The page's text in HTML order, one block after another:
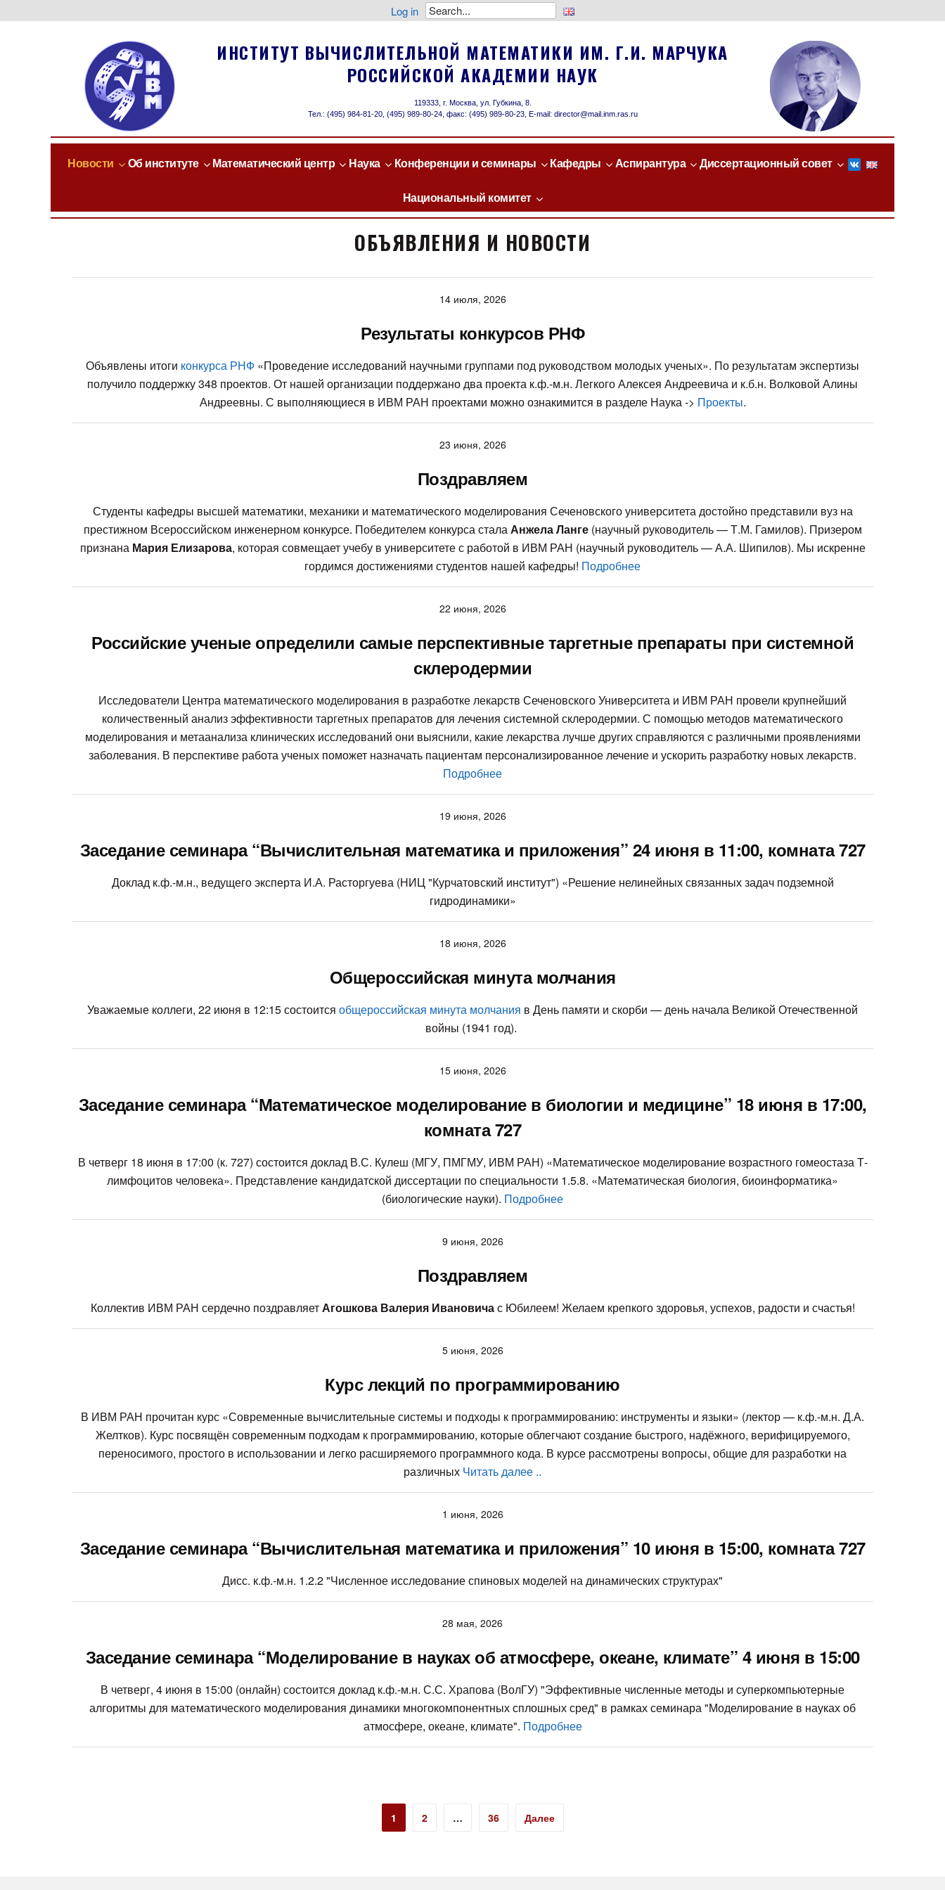
Log in
Search
ИНСТИТУТ ВЫЧИСЛИТЕЛЬНОЙ МАТЕМАТИКИ ИМ. Г.И. МАРЧУКА
РОССИЙСКОЙ АКАДЕМИИ НАУК
119333, г. Москва, ул. Губкина, 8.
Тел.: (495) 984‑81‑20, (495) 989‑80‑24, факс: (495) 989‑80‑23, E‑mail: director@mail.inm.ras.ru
Новости Об институте Математический центр Наука Конференции и семинары Кафедры Аспирантура Диссертационный совет
Национальный комитет
ОБЪЯВЛЕНИЯ И НОВОСТИ
14 июля, 2026
Результаты конкурсов РНФ
Объявлены итоги конкурса РНФ «Проведение исследований научными группами под руководством молодых ученых». По результатам экспертизы
получило поддержку 348 проектов. От нашей организации поддержано два проекта к.ф.-м.н. Легкого Алексея Андреевича и к.б.н. Волковой Алины
Андреевны. С выполняющиеся в ИВМ РАН проектами можно ознакимится в разделе Наука -> Проекты.
23 июня, 2026
Поздравляем
Студенты кафедры высшей математики, механики и математического моделирования Сеченовского университета достойно представили вуз на
престижном Всероссийском инженерном конкурсе. Победителем конкурса сталаАнжела Ланге(научный руководитель — Т.М. Гамилов). Призером
признана Мария Елизарова, которая совмещает учебу в университете с работой в ИВМ РАН (научный руководитель — А.А. Шипилов). Мы искренне
гордимся достижениями студентов нашей кафедры! Подробнее
22 июня, 2026
Российские ученые определили самые перспективные таргетные препараты при системной
склеродермии
Исследователи Центра математического моделирования в разработке лекарств Сеченовского Университета и ИВМ РАН провели крупнейший
количественный анализ эффективности таргетных препаратов для лечения системной склеродермии. С помощью методов математического
моделирования и метаанализа клинических исследований они выяснили, какие лекарства лучше других справляются с различными проявлениями
заболевания. В перспективе работа ученых поможет назначать пациентам персонализированное лечение и ускорить разработку новых лекарств.
Подробнее
19 июня, 2026
Заседание семинара “Вычислительная математика и приложения” 24 июня в 11:00, комната 727
Доклад к.ф.-м.н., ведущего эксперта И.А. Расторгуева (НИЦ "Курчатовский институт") «Решение нелинейных связанных задач подземной
гидродинамики»
18 июня, 2026
Общероссийская минута молчания
Уважаемые коллеги, 22 июня в 12:15 состоится общероссийская минута молчания в День памяти и скорби — день начала Великой Отечественной
войны (1941 год).
15 июня, 2026
Заседание семинара “Математическое моделирование в биологии и медицине” 18 июня в 17:00,
комната 727
В четверг 18 июня в 17:00 (к. 727) состоится доклад В.С. Кулеш (МГУ, ПМГМУ, ИВМ РАН) «Математическое моделирование возрастного гомеостаза Т-
лимфоцитов человека». Представление кандидатской диссертации по специальности 1.5.8. «Математическая биология, биоинформатика»
(биологические науки). Подробнее
9 июня, 2026
Поздравляем
Коллектив ИВМ РАН сердечно поздравляетАгошкова Валерия Ивановичас Юбилеем! Желаем крепкого здоровья, успехов, радости и счастья!
5 июня, 2026
Курс лекций по программированию
В ИВМ РАН прочитан курс «Современные вычислительные системы и подходы к программированию: инструменты и языки» (лектор — к.ф.-м.н. Д.А.
Желтков). Курс посвящён современным подходам к программированию, которые облегчают создание быстрого, надёжного, верифицируемого,
переносимого, простого в использовании и легко расширяемого программного кода. В курсе рассмотрены вопросы, общие для разработки на
различных Читать далее ..
1 июня, 2026
Заседание семинара “Вычислительная математика и приложения” 10 июня в 15:00, комната 727
Дисс. к.ф.-м.н. 1.2.2 "Численное исследование спиновых моделей на динамических структурах"
28 мая, 2026
Заседание семинара “Моделирование в науках об атмосфере, океане, климате” 4 июня в 15:00
В четверг, 4 июня в 15:00 (онлайн) состоится доклад к.ф.-м.н. С.С. Храпова (ВолГУ) "Эффективные численные методы и суперкомпьютерные
алгоритмы для математического моделирования динамики многокомпонентных сплошных сред" в рамках семинара "Моделирование в науках об
атмосфере, океане, климате". Подробнее
1 2 … 36 Далее